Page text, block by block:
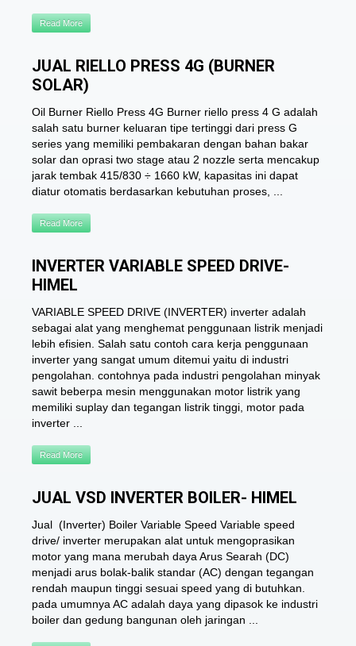
Read More
JUAL RIELLO PRESS 4G (BURNER
SOLAR)
Oil Burner Riello Press 4G Burner riello press 4 G adalah
salah satu burner keluaran tipe tertinggi dari press G
series yang memiliki pembakaran dengan bahan bakar
solar dan oprasi two stage atau 2 nozzle serta mencakup
jarak tembak 415/830 ÷ 1660 kW, kapasitas ini dapat
diatur otomatis berdasarkan kebutuhan proses, ...
Read More
INVERTER VARIABLE SPEED DRIVE-
HIMEL
VARIABLE SPEED DRIVE (INVERTER) inverter adalah
sebagai alat yang menghemat penggunaan listrik menjadi
lebih efisien. Salah satu contoh cara kerja penggunaan
inverter yang sangat umum ditemui yaitu di industri
pengolahan. contohnya pada industri pengolahan minyak
sawit beberpa mesin menggunakan motor listrik yang
memiliki suplay dan tegangan listrik tinggi, motor pada
inverter ...
Read More
JUAL VSD INVERTER BOILER- HIMEL
Jual (Inverter) Boiler Variable Speed Variable speed
drive/ inverter merupakan alat untuk mengoprasikan
motor yang mana merubah daya Arus Searah (DC)
menjadi arus bolak-balik standar (AC) dengan tegangan
rendah maupun tinggi sesuai speed yang di butuhkan.
pada umumnya AC adalah daya yang dipasok ke industri
boiler dan gedung bangunan oleh jaringan ...